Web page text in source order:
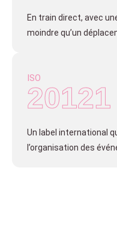
En train direct, avec
moindre qu’un
ISO
20121
Un label international
l’organisation des